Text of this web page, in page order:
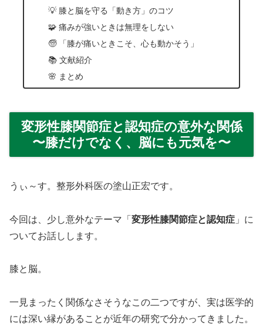
💡 膝と脳を守る「動き方」のコツ
🧩 痛みが強いときは無理をしない
🧓 「膝が痛いときこそ、心も動かそう」
📚 文献紹介
🌸 まとめ
変形性膝関節症と認知症の意外な関係
〜膝だけでなく、脳にも元気を〜
うぃ～す。整形外科医の塗山正宏です。
今回は、少し意外なテーマ「 変形性膝関節症と認知症 」に
ついてお話しします。
膝と脳。
一見まったく関係なさそうなこの二つですが、実は医学的
には深い縁があることが近年の研究で分かってきました。